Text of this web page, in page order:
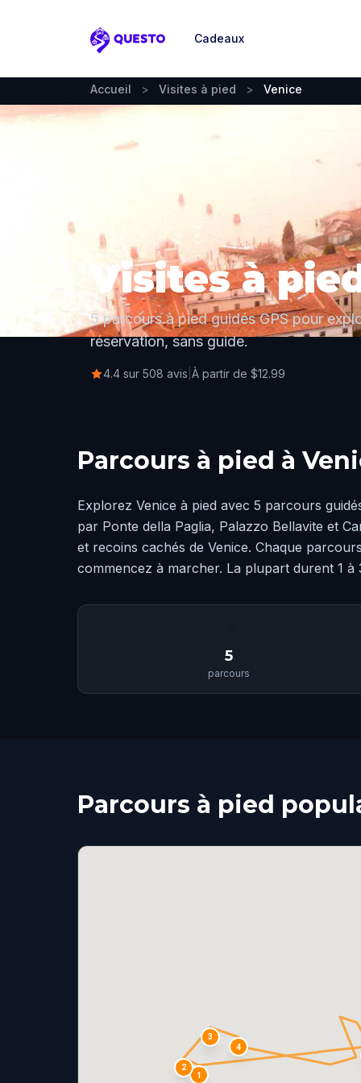
Questo
Cadeaux
Accueil > Visites à pied > Venice
Visites à
5 parcours à pied guidés GPS pour
réservation, sans guide.
4.4 sur 508 avis À partir de $12.99
Parcours à pied à
Explorez Venice à pied avec 5 parcours
par Ponte della Paglia, Palazzo Bellavite et
et recoins cachés de Venice. Chaque
commencez à marcher. La plupart durent 1
5
parcours
Parcours à pied
1
2
3
4